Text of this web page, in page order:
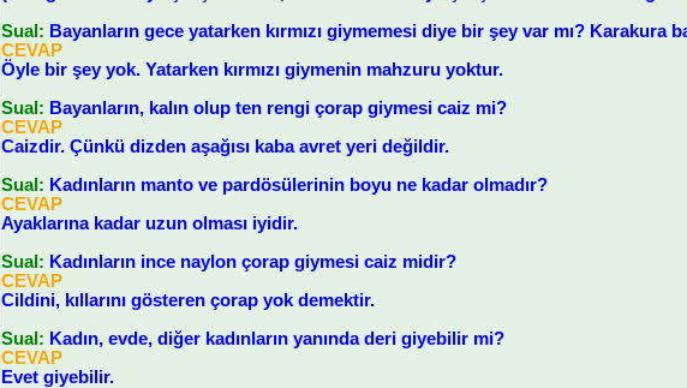
Sual: Bayanların gece yatarken kırmızı giymemesi diye bir şey var mı? Karakura
CEVAP
Öyle bir şey yok. Yatarken kırmızı giymenin mahzuru yoktur.
Sual: Bayanların, kalın olup ten rengi çorap giymesi caiz mi?
CEVAP
Caizdir. Çünkü dizden aşağısı kaba avret yeri değildir.
Sual: Kadınların manto ve pardösülerinin boyu ne kadar olmadır?
CEVAP
Ayaklarına kadar uzun olması iyidir.
Sual: Kadınların ince naylon çorap giymesi caiz midir?
CEVAP
Cildini, kıllarını gösteren çorap yok demektir.
Sual: Kadın, evde, diğer kadınların yanında deri giyebilir mi?
CEVAP
Evet giyebilir.